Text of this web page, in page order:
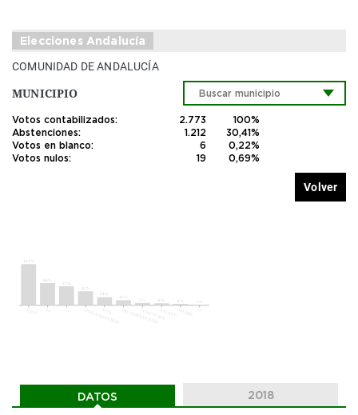
Elecciones Andalucía
COMUNIDAD DE ANDALUCÍA
MUNICIPIO
Votos contabilizados: 2.773
100%
Abstenciones:
1.212
30,41%
Votos en blanco:
6
0,22%
Votos nulos:
19 0,69%
Volver
DATOS 2018